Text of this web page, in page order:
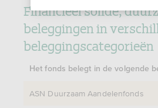
Financieel solide,
beleggingen in
beleggingscategorieën
Het fonds belegt in de volgende
ASN Duurzaam Aandelenfonds